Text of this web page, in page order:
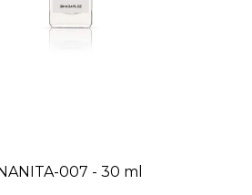
NANITA-007 - 30 ml